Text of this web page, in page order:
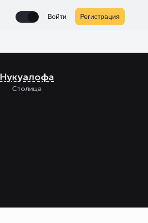
Enable notifications
Войти Регистрация
Нукуалофа
Столица